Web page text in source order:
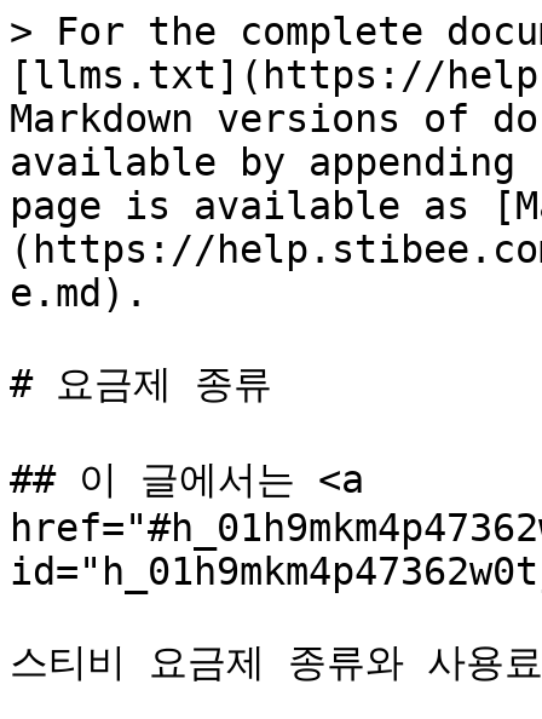
> For the complete
[llms.txt](https://
Markdown versions of
available by
page is available as
(https://
e.md).
# 요금제 종류
## 이 글에서는 <a
스티비 요금제 종류와 사용